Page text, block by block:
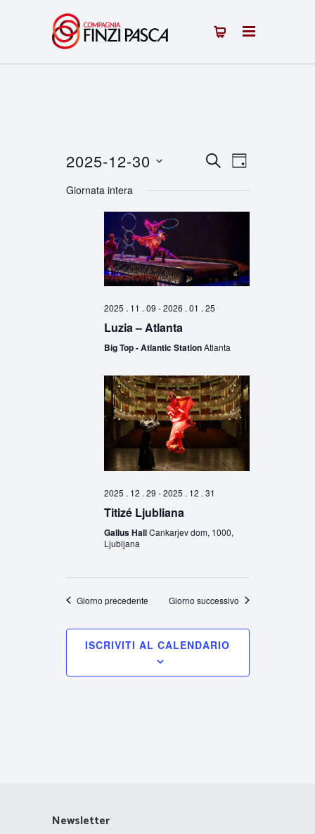
Eventi
Ricerca
e
Navigazione
CERCAEvento
Viste
GIORNO
2025-12-30
la
Giornata intera
2025 . 11 . 09 -2026 . 01 . 25
Luzia – Atlanta
Big Top - Atlantic StationAtlanta
2025 . 12 . 29 -2025 . 12 . 31
Titizé Ljubliana
Gallus HallCankarjev dom, 1000,
Ljubljana
Giorno precedente Giorno successivo
ISCRIVITI AL CALENDARIO
Newsletter